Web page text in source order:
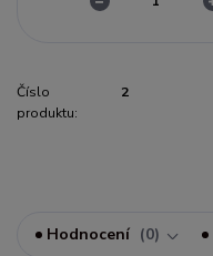
Číslo
produktu:
2
Hodnocení 0